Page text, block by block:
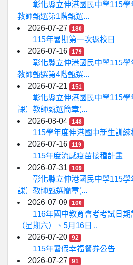
彰化縣立伸港國民中學115
教師甄選第1階甄選...
2026-07-27
180
115年暑期第一次返校日
2026-07-16
179
彰化縣立伸港國民中學115
教師甄選第4階甄選...
2026-07-21
151
彰化縣立伸港國民中學115
課）教師甄選簡章(...
2026-08-04
148
115學年度伸港國中新生訓練
2026-07-16
119
115年度流感疫苗接種計畫
2026-07-31
109
彰化縣立伸港國民中學115
課）教師甄選簡章(...
2026-07-09
100
116年國中教育會考考試日期
（星期六）、5月16日...
2026-07-20
92
115年暑假幸福餐券公告
2026-07-27
91